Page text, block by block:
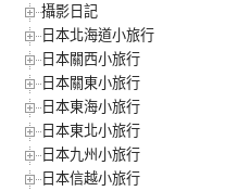
攝影日記
日本北海道小旅行
日本關西小旅行
日本關東小旅行
日本東海小旅行
日本東北小旅行
日本九州小旅行
日本信越小旅行